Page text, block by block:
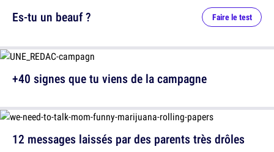
12 messages laissés par des parents très drôles
Es-tu un beauf ? Faire le test
+40 signes que tu viens de la campagne